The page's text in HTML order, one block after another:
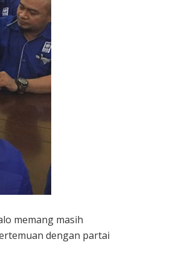
memang masih
dengan partai